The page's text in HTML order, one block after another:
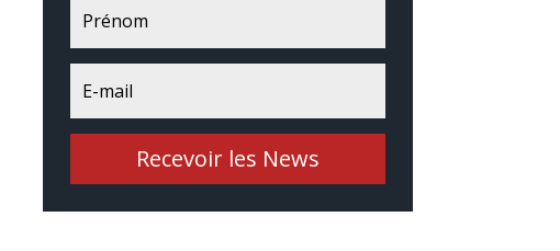
Recevoir les News